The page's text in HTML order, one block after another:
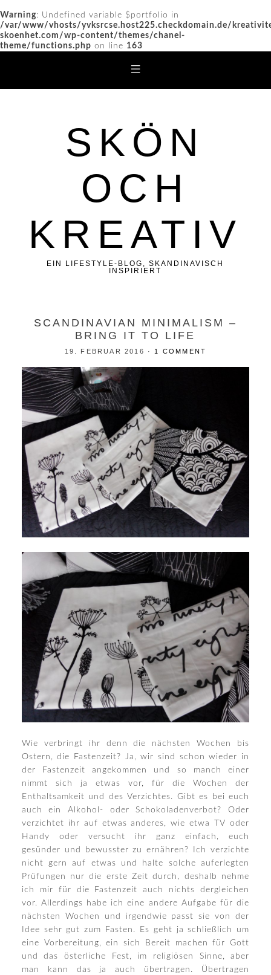
Warning: Undefined variable $portfolio in
/var/www/vhosts/yvksrcse.host225.checkdomain.de/
skoenhet.com/wp-content/themes/chanel-
theme/functions.php on line 163
SKÖN
OCH
KREATIV
EIN LIFESTYLE-BLOG, SKANDINAVISCH
INSPIRIERT
SCANDINAVIAN MINIMALISM –
BRING IT TO LIFE
19. FEBRUAR 2016 · 1 COMMENT
Wie verbringt ihr denn die nächsten Wochen bis
Ostern, die Fastenzeit? Ja, wir sind schon wieder in
der Fastenzeit angekommen und so manch einer
nimmt sich ja etwas vor, für die Wochen der
Enthaltsamkeit und des Verzichtes. Gibt es bei euch
auch ein Alkohol- oder Schokoladenverbot? Oder
verzichtet ihr auf etwas anderes, wie etwa TV oder
Handy oder versucht ihr ganz einfach, euch
gesünder und bewusster zu ernähren? Ich verzichte
nicht gern auf etwas und halte solche auferlegten
Prüfungen nur die erste Zeit durch, deshalb nehme
ich mir für die Fastenzeit auch nichts dergleichen
vor. Allerdings habe ich eine andere Aufgabe für die
nächsten Wochen und irgendwie passt sie von der
Idee sehr gut zum Fasten. Es geht ja schließlich um
eine Vorbereitung, ein sich Bereit machen für Gott
und das österliche Fest, im religiösen Sinne, aber
man kann das ja auch übertragen. Übertragen